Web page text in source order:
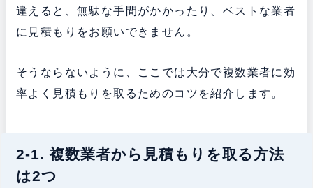
違えると、無駄な手間がかかったり、ベストな業者
に見積もりをお願いできません。
そうならないように、ここでは大分で複数業者に効
率よく見積もりを取るためのコツを紹介します。
2-1. 複数業者から見積もりを取る方法
は2つ